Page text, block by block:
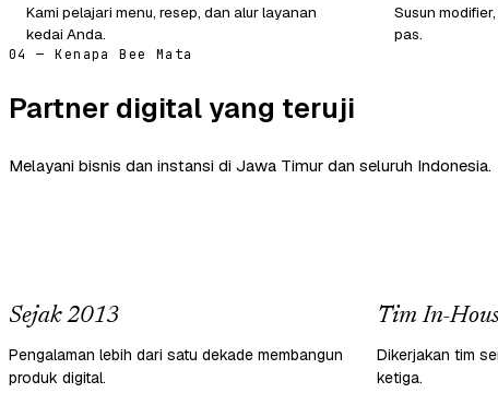
Kami pelajari menu, resep, dan alur layanan
kedai Anda.
Susun
pas.
04 — Kenapa Bee Mata
Partner digital yang teruji
Melayani bisnis dan instansi di Jawa Timur dan seluruh Indonesia.
Sejak 2013
Pengalaman lebih dari satu dekade membangun
produk digital.
Tim In-
Dikerjakan tim
ketiga.